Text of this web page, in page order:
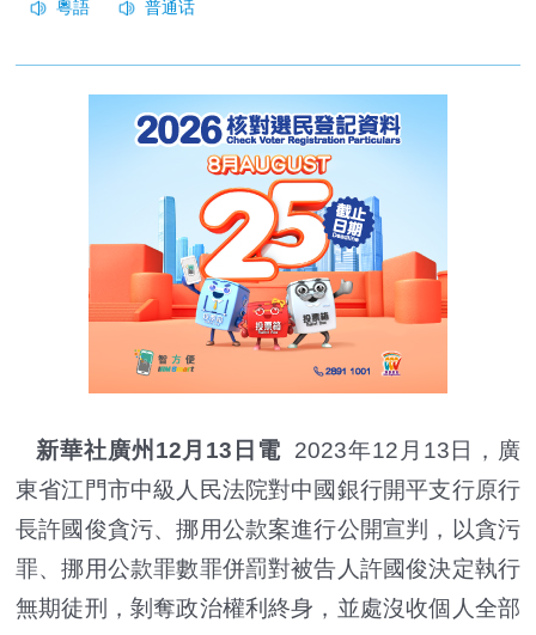
新華社廣州12月13日電 2023年12月13日，廣
東省江門市中級人民法院對中國銀行開平支行原行
長許國俊貪污、挪用公款案進行公開宣判，以貪污
罪、挪用公款罪數罪併罰對被告人許國俊決定執行
無期徒刑，剝奪政治權利終身，並處沒收個人全部